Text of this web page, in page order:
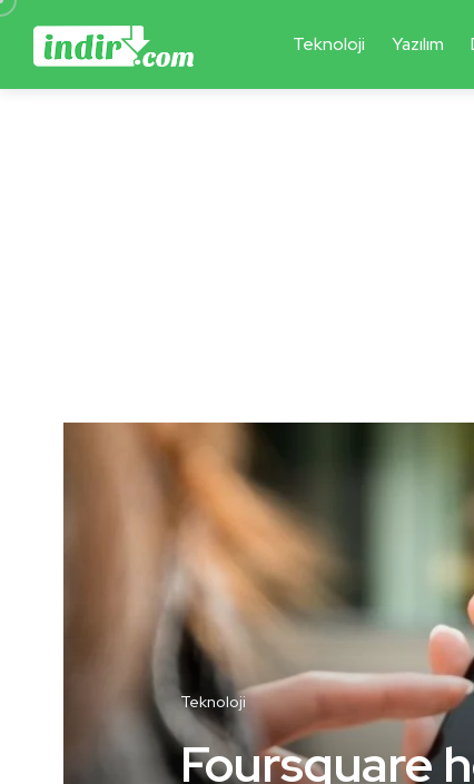
Teknoloji Yazılım
Teknoloji
Foursquare